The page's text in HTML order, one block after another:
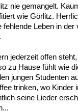
nie gemangelt.
wie Görlitz.
Leben in
jederzeit offen
zu Hause fühlt wie
jungen Studenten
trinken, wo Kinder
seine Lieder